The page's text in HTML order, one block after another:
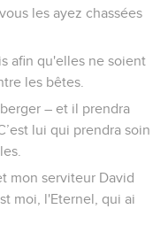
les ayez chassées
afin qu'elles ne soient
les bêtes.
– et il prendra
lui qui prendra soin
mon serviteur David
moi, l'Eternel, qui ai